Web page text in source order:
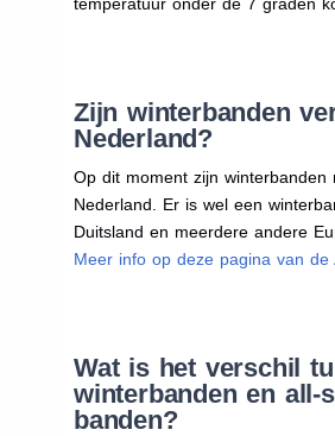
Zijn winterbanden
Nederland?
Op dit moment zijn winterbanden
Nederland. Er is wel een
Duitsland en meerdere andere
Meer info op deze pagina van de
Wat is het verschil
winterbanden en all-
banden?